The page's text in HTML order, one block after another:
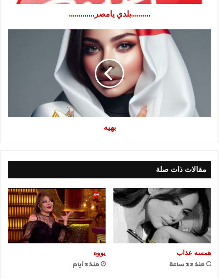
..........بلدي يامصر.............
بهيه
مقالات ذات صلة
همسه عذاب
منذ 12 ساعة
يووه
منذ 3 أيام